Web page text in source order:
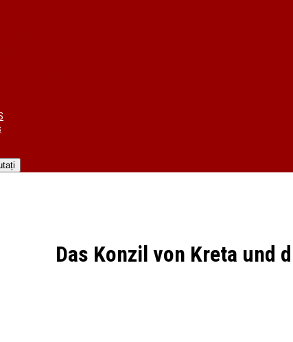
Das Konzil von Kreta und